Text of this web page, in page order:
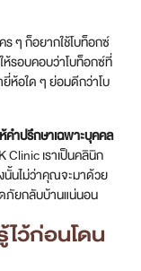
ร ๆ ก็อยากใช้โบท็อกซ์
ห้รอบคอบว่าโบท็อกซ์ที่
ยี่ห้อใด ๆ ย่อมดีกว่าโบ
คำปรึกษาเฉพาะบุคคล
Clinic เราเป็นคลินิก
นั้นไม่ว่าคุณจะมาด้วย
ภัยกลับบ้านแน่นอน
ว้ก่อนโดน